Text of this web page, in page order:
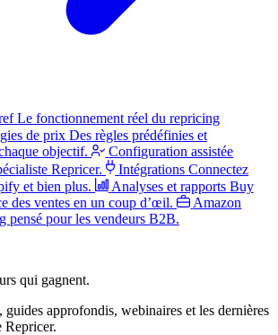
Le fonctionnement réel du repricing
de prix Des règles prédéfinies et
objectif.
Configuration assistée
Repricer.
Intégrations Connectez
et bien plus.
Analyses et rapports Buy
des ventes en un coup d’œil.
Amazon
pensé pour les vendeurs B2B.
qui gagnent.
guides approfondis, webinaires et les dernières
Repricer.